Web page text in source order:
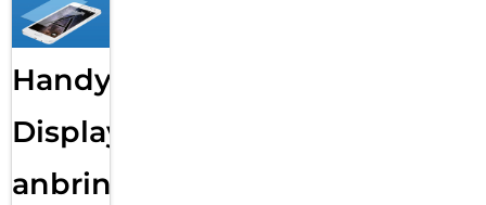
Handy
Displayfolie
anbringen